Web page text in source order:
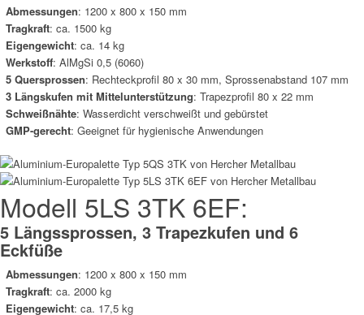
Abmessungen: 1200 x 800 x 150 mm
Tragkraft: ca. 1500 kg
Eigengewicht: ca. 14 kg
Werkstoff: AlMgSi 0,5 (6060)
5 Quersprossen: Rechteckprofil 80 x 30 mm, Sprossenabstand 107 mm
3 Längskufen mit Mittelunterstützung: Trapezprofil 80 x 22 mm
Schweißnähte: Wasserdicht verschweißt und gebürstet
GMP-gerecht: Geeignet für hygienische Anwendungen
Modell 5LS 3TK 6EF:
5 Längssprossen, 3 Trapezkufen und 6
Eckfüße
Abmessungen: 1200 x 800 x 150 mm
Tragkraft: ca. 2000 kg
Eigengewicht: ca. 17,5 kg